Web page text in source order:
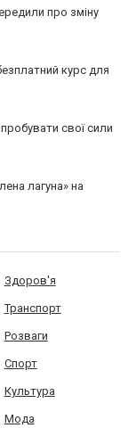
про зміну
курс для
свої сили
лагуна» на
Здоров'я
Транспорт
Розваги
Спорт
Культура
Мода